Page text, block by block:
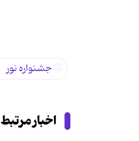
جشنواره نور
اخبار مرتبط